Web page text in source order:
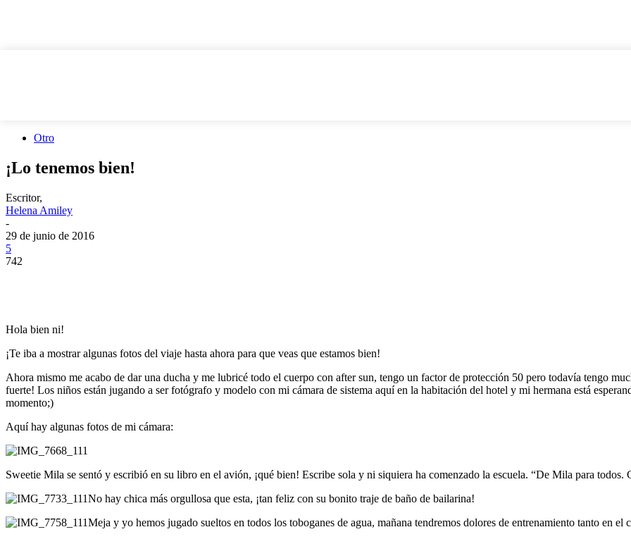
Otro
¡Lo tenemos bien!
Escritor,
Helena Amiley
-
29 de junio de 2016
5
742
Hola bien ni!
¡Te iba a mostrar algunas fotos del viaje hasta ahora para que veas que estamos bien!
Ahora mismo me acabo de dar una ducha y me lubricé todo el cuerpo con after sun, tengo un factor de protección 50 pero todavía tengo
fuerte! Los niños están jugando a ser fotógrafo y modelo con mi cámara de sistema aquí en la habitación del hotel y mi hermana está
momento;)
Aquí hay algunas fotos de mi cámara:
Sweetie Mila se sentó y escribió en su libro en el avión, ¡qué bien! Escribe sola y ni siquiera ha comenzado la escuela. “De Mila para
No hay chica más orgullosa que esta, ¡tan feliz con su bonito traje de baño de bailarina!
Meja y yo hemos jugado sueltos en todos los toboganes de agua, mañana tendremos dolores de entrenamiento tanto en el